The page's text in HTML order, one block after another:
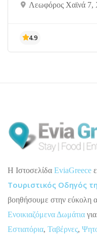
Λεωφόρος Χαϊνά 7,
H Ιστοσελίδα EviaGreece
Τουριστικός Οδηγός
βοηθήσουμε στην εύκολη
Ενοικιαζόμενα Δωμάτια
Εστιατόρια, Ταβέρνες,